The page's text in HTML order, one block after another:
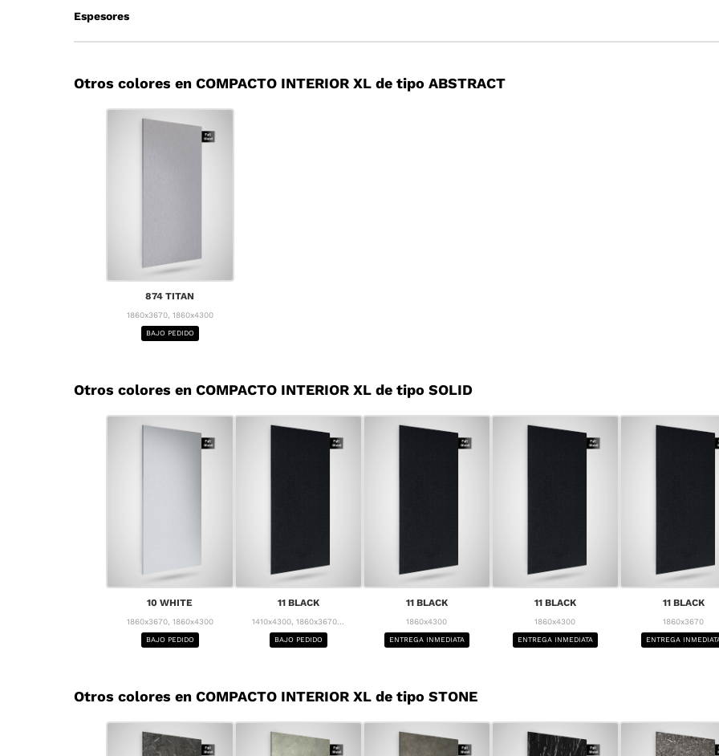
Espesores
Otros colores en COMPACTO INTERIOR XL de tipo ABSTRACT
874 TITAN
1860x3670, 1860x4300
BAJO PEDIDO
Otros colores en COMPACTO INTERIOR XL de tipo SOLID
10 WHITE
1860x3670, 1860x4300
BAJO PEDIDO
11 BLACK
1410x4300, 1860x3670...
BAJO PEDIDO
11 BLACK
1860x4300
ENTREGA INMEDIATA
11 BLACK
1860x4300
ENTREGA INMEDIATA
11 BLACK
1860x3670
ENTREGA
Otros colores en COMPACTO INTERIOR XL de tipo STONE